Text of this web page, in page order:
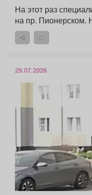
На этот раз
29.07.2026